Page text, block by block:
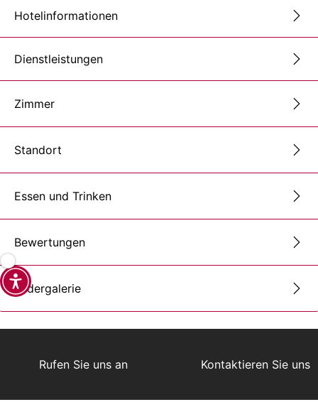
Hotelinformationen
Dienstleistungen
Zimmer
Standort
Essen und Trinken
Bewertungen
Bildergalerie
Rufen Sie uns an Kontaktieren Sie uns